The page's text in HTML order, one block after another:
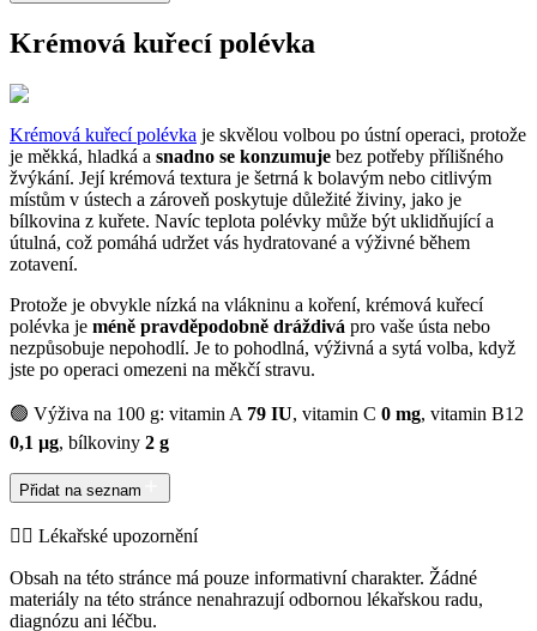
Krémová kuřecí polévka
Krémová kuřecí polévka je skvělou volbou po ústní operaci, protože
je měkká, hladká a snadno se konzumuje bez potřeby přílišného
žvýkání. Její krémová textura je šetrná k bolavým nebo citlivým
místům v ústech a zároveň poskytuje důležité živiny, jako je
bílkovina z kuřete. Navíc teplota polévky může být uklidňující a
útulná, což pomáhá udržet vás hydratované a výživné během
zotavení.
Protože je obvykle nízká na vlákninu a koření, krémová kuřecí
polévka je méně pravděpodobně dráždivá pro vaše ústa nebo
nezpůsobuje nepohodlí. Je to pohodlná, výživná a sytá volba, když
jste po operaci omezeni na měkčí stravu.
🟢 Výživa na 100 g: vitamin A 79 IU, vitamin C 0 mg, vitamin B12
0,1 µg, bílkoviny 2 g
Přidat na seznam
👨‍⚕️️ Lékařské upozornění
Obsah na této stránce má pouze informativní charakter. Žádné
materiály na této stránce nenahrazují odbornou lékařskou radu,
diagnózu ani léčbu.